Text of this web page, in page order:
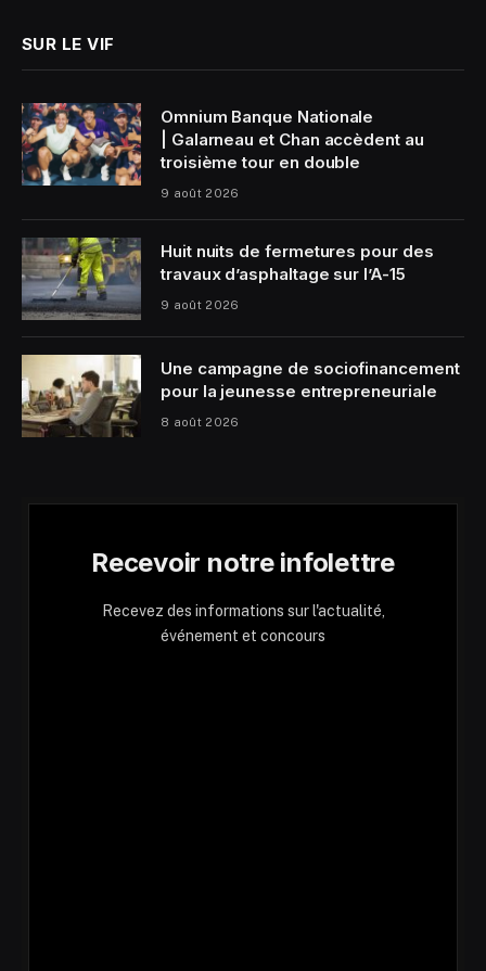
SUR LE VIF
Omnium Banque Nationale
| Galarneau et Chan accèdent au
troisième tour en double
9 août 2026
Huit nuits de fermetures pour des
travaux d’asphaltage sur l’A-15
9 août 2026
Une campagne de sociofinancement
pour la jeunesse entrepreneuriale
8 août 2026
Recevoir notre infolettre
Recevez des informations sur l'actualité,
événement et concours